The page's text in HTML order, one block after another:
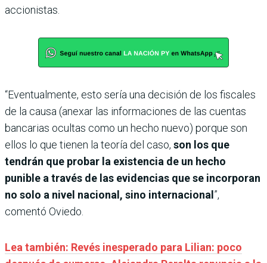
accionistas.
“Eventualmente, esto sería una decisión de los fiscales
de la causa (anexar las informaciones de las cuentas
bancarias ocultas como un hecho nuevo) porque son
ellos lo que tienen la teoría del caso, son los que
tendrán que probar la existencia de un hecho
punible a través de las evidencias que se incorporan
no solo a nivel nacional, sino internacional ”,
comentó Oviedo.
Lea también: Revés inesperado para Lilian: poco